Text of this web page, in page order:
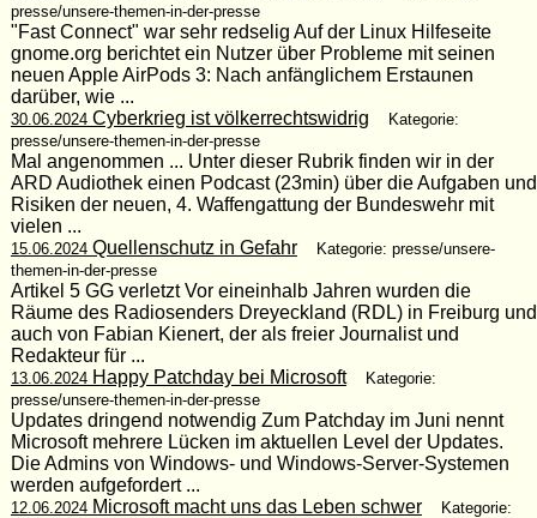
presse/unsere-themen-in-der-presse
"Fast Connect" war sehr redselig Auf der Linux Hilfeseite
gnome.org berichtet ein Nutzer über Probleme mit seinen
neuen Apple AirPods 3: Nach anfänglichem Erstaunen
darüber, wie ...
30.06.2024Cyberkrieg ist völkerrechtswidrig
Kategorie:
presse/unsere-themen-in-der-presse
Mal angenommen ... Unter dieser Rubrik finden wir in der
ARD Audiothek einen Podcast (23min) über die Aufgaben und
Risiken der neuen, 4. Waffengattung der Bundeswehr mit
vielen ...
15.06.2024Quellenschutz in Gefahr
Kategorie: presse/unsere-
themen-in-der-presse
Artikel 5 GG verletzt Vor eineinhalb Jahren wurden die
Räume des Radiosenders Dreyeckland (RDL) in Freiburg und
auch von Fabian Kienert, der als freier Journalist und
Redakteur für ...
13.06.2024Happy Patchday bei Microsoft
Kategorie:
presse/unsere-themen-in-der-presse
Updates dringend notwendig Zum Patchday im Juni nennt
Microsoft mehrere Lücken im aktuellen Level der Updates.
Die Admins von Windows- und Windows-Server-Systemen
werden aufgefordert ...
12.06.2024Microsoft macht uns das Leben schwer
Kategorie: